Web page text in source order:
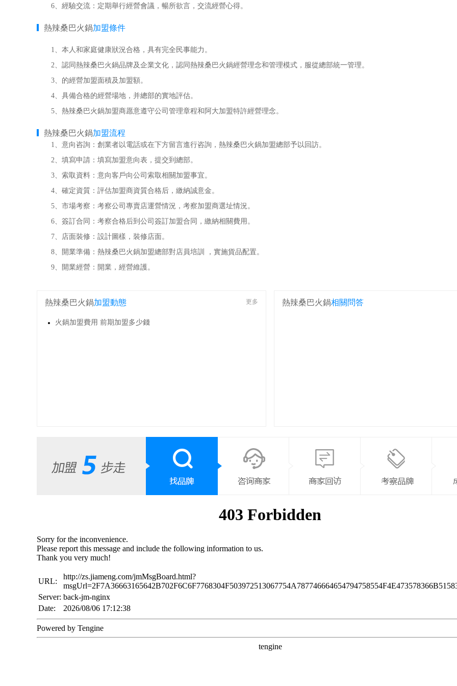
6、經驗交流：定期舉行經營會議，暢所欲言，交流經營心得。
熱辣桑巴火鍋加盟條件
1、本人和家庭健康狀況合格，具有完全民事能力。
2、認同熱辣桑巴火鍋品牌及企業文化，認同熱辣桑巴火鍋經營理念和管理模式，服從總部統一管理。
3、的經營加盟面積及加盟額。
4、具備合格的經營場地，并總部的實地評估。
5、熱辣桑巴火鍋加盟商愿意遵守公司管理章程和阿大加盟特許經營理念。
熱辣桑巴火鍋加盟流程
1、意向咨詢：創業者以電話或在下方留言進行咨詢，熱辣桑巴火鍋加盟總部予以回訪。
2、填寫申請：填寫加盟意向表，提交到總部。
3、索取資料：意向客戶向公司索取相關加盟事宜。
4、確定資質：評估加盟商資質合格后，繳納誠意金。
5、市場考察：考察公司專賣店運營情況，考察加盟商選址情況。
6、簽訂合同：考察合格后到公司簽訂加盟合同，繳納相關費用。
7、店面裝修：設計圖樣，裝修店面。
8、開業準備：熱辣桑巴火鍋加盟總部對店員培訓 ，實施貨品配置。
9、開業經營：開業，經營維護。
熱辣桑巴火鍋加盟動態 更多
火鍋加盟費用 前期加盟多少錢
熱辣桑巴火鍋相關問答